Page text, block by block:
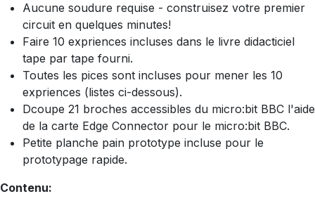
Aucune soudure requise - construisez votre premier
circuit en quelques minutes!
Faire 10 expriences incluses dans le livre didacticiel
tape par tape fourni.
Toutes les pices sont incluses pour mener les 10
expriences (listes ci-dessous).
Dcoupe 21 broches accessibles du micro:bit BBC l'aide
de la carte Edge Connector pour le micro:bit BBC.
Petite planche pain prototype incluse pour le
prototypage rapide.
Contenu: